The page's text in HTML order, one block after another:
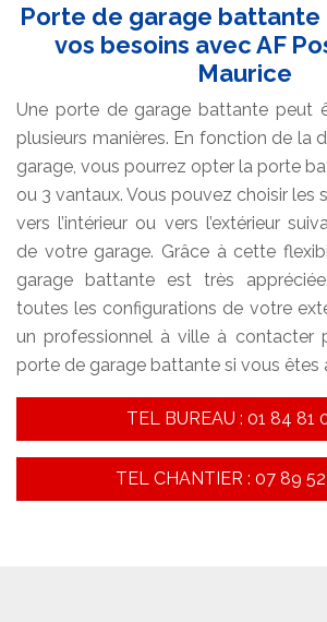
Porte de garage battante
vos besoins avec AF
Maurice
Une porte de garage battante peut
plusieurs manières. En fonction de la
garage, vous pourrez opter la porte
ou 3 vantaux. Vous pouvez choisir les
vers l’intérieur ou vers l’extérieur
de votre garage. Grâce à cette
garage battante est très
toutes les configurations de votre
un professionnel à ville à contacter
porte de garage battante si vous êtes
TEL BUREAU : 01 84 81
TEL CHANTIER : 07 89